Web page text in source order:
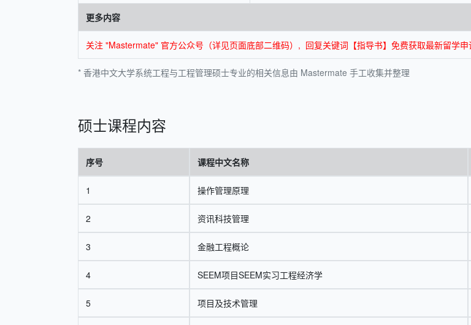
* 香港中文大学系统工程与工程管理硕士专业的相关信息由 Mastermate 手工收集并整理
更多内容
关注 "Mastermate" 官方公众号（详见页面底部二维码）, 回复关键词【指导书】免费获取最新留学申
硕士课程内容
序号 课程中文名称
1 操作管理原理
2 资讯科技管理
3 金融工程概论
4 SEEM项目SEEM实习工程经济学
5 项目及技术管理